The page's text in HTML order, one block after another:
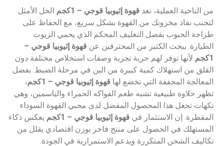
من الناحية العملية، تعد قهوة إثيوبيا قوجي – 1كجم
الحل الأمثل
لتجنب نفاذ مخزونك من القهوة بشكل سريع، مع الحفاظ على
طزاجة الحبوب بفضل التغليف المحكم الذي يحمي الزيوت
الطيارة. يبحث الكثير من المحترفين عن قهوة إثيوبيا قوجي –
1كجم
لأنها توفر لهم حرية تجربة وصفات استخلاص مختلفة دون
القلق من استهلاك كمية كبيرة من البن في مرحلة الضبط. بفضل
المعالجة المجففة التي تخضع لها قهوة إثيوبيا قوجي – 1كجم
،
تظهر حلاوة طبيعية تشبه طعم الفواكه الحمراء والياسمين، وهي
نكهات تجعل هذا المحصول المفضل لدى محبي القهوة السوداء
المقطرة. إن الاستثمار في قهوة إثيوبيا قوجي – 1كجم
يعكس ذكاء
المستهلك في الحصول على منتج فاخر بوزن اقتصادي يقلل من
تكاليف الشحن المتكررة ويدعم الاستمرارية في الجودة.